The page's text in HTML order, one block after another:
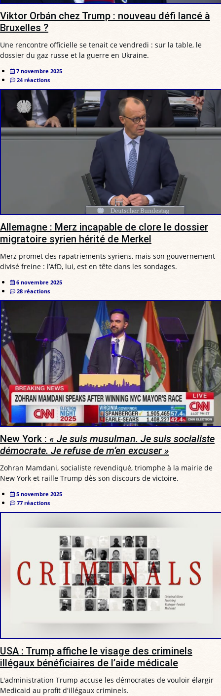
Viktor Orbán chez Trump : nouveau défi lancé à
Bruxelles ?
Une rencontre officielle se tenait ce vendredi : sur la table, le
dossier du gaz russe et la guerre en Ukraine.
7 novembre 2025
24 réactions
Allemagne : Merz incapable de clore le dossier
migratoire syrien hérité de Merkel
Merz promet des rapatriements syriens, mais son gouvernement
divisé freine : l’AfD, lui, est en tête dans les sondages.
6 novembre 2025
28 réactions
New York : « Je suis musulman. Je suis socialiste
démocrate. Je refuse de m’en excuser »
Zohran Mamdani, socialiste revendiqué, triomphe à la mairie de
New York et raille Trump dès son discours de victoire.
5 novembre 2025
77 réactions
USA : Trump affiche le visage des criminels
illégaux bénéficiaires de l’aide médicale
L'administration Trump accuse les démocrates de vouloir élargir
Medicaid au profit d'illégaux criminels.